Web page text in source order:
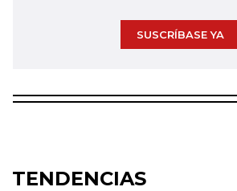
SUSCRÍBASE YA
TENDENCIAS